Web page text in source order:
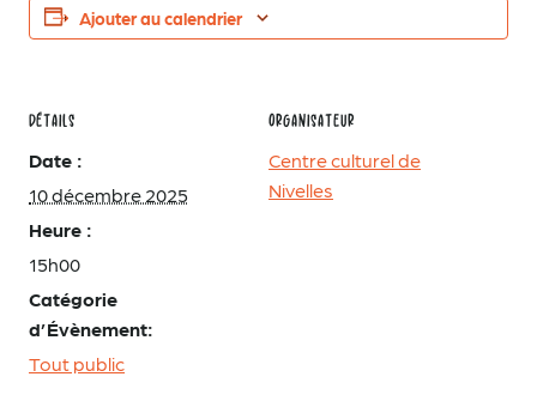
Ajouter au calendrier
DÉTAILS
Date :
10 décembre 2025
Heure :
15h00
Catégorie
d’Évènement:
Tout public
ORGANISATEUR
Centre culturel de
Nivelles